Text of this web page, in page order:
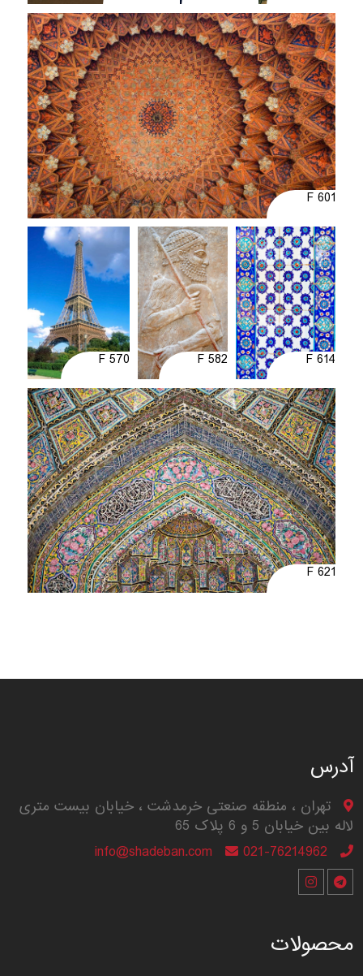
F 601
F 614
F 582
F 570
F 621
آدرس
تهران ، منطقه صنعتی خرمدشت ، خیابان بیست متری
لاله بین خیابان 5 و 6 پلاک 65
021-76214962
info@shadeban.com
محصولات